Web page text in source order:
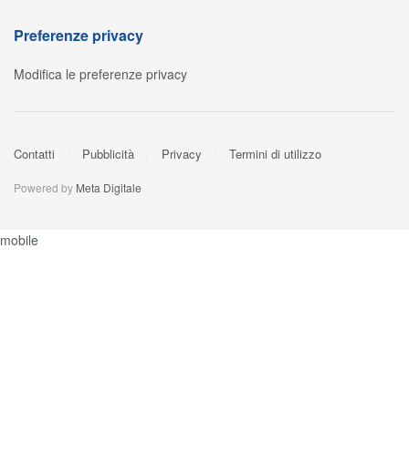
Preferenze privacy
Modifica le preferenze privacy
Contatti Pubblicità Privacy Termini di utilizzo
Powered by Meta Digitale